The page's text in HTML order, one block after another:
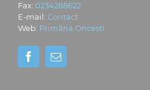
Fax: 0234288622
E-mail: Contact
Web: Primăria Oncești